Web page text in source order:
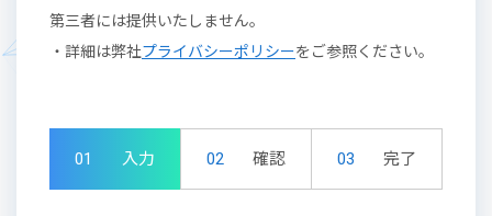
第三者には提供いたしません。
・詳細は弊社プライバシーポリシーをご参照ください。
01 入力 02 確認 03 完了